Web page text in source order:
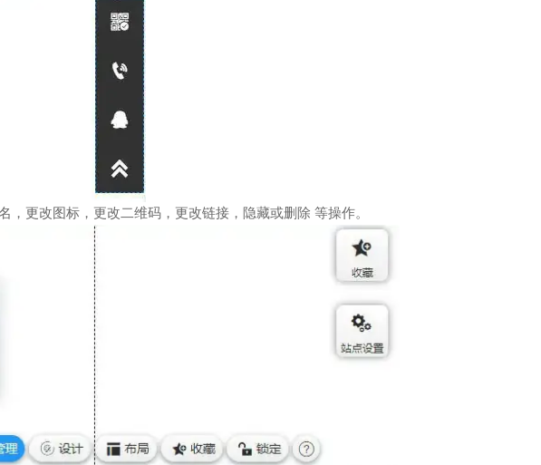
更改图标，更改二维码，更改链接，隐藏或删除 等操作。